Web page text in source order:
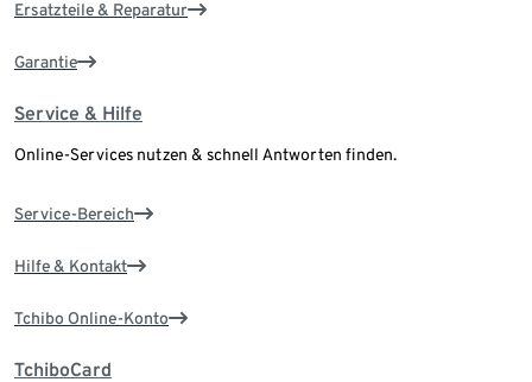
Ersatzteile & Reparatur
Garantie
Service & Hilfe
Online-Services nutzen & schnell Antworten finden.
Service-Bereich
Hilfe & Kontakt
Tchibo Online-Konto
TchiboCard